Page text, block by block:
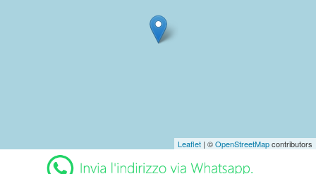
Leaflet | ©OpenStreetMapcontributors